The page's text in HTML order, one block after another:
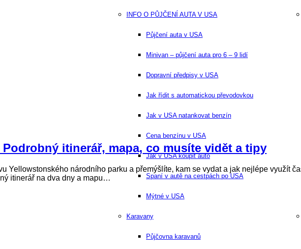
INFO O PŮJČENÍ AUTA V USA
Půjčení auta v USA
Minivan – půjčení auta pro 6 – 9 lidí
Dopravní předpisy v USA
Jak řídit s automatickou převodovkou
Jak v USA natankovat benzín
Cena benzínu v USA
Jak v USA koupit auto
Spaní v autě na cestpách po USA
Mýtné v USA
Karavany
Půjčovna karavanů
itinerář, mapa, co musíte vidět a tipy
Yellowstonského národního parku a přemýšlíte, kam se vydat a jak nejlépe využít
itinerář na dva dny a mapu…